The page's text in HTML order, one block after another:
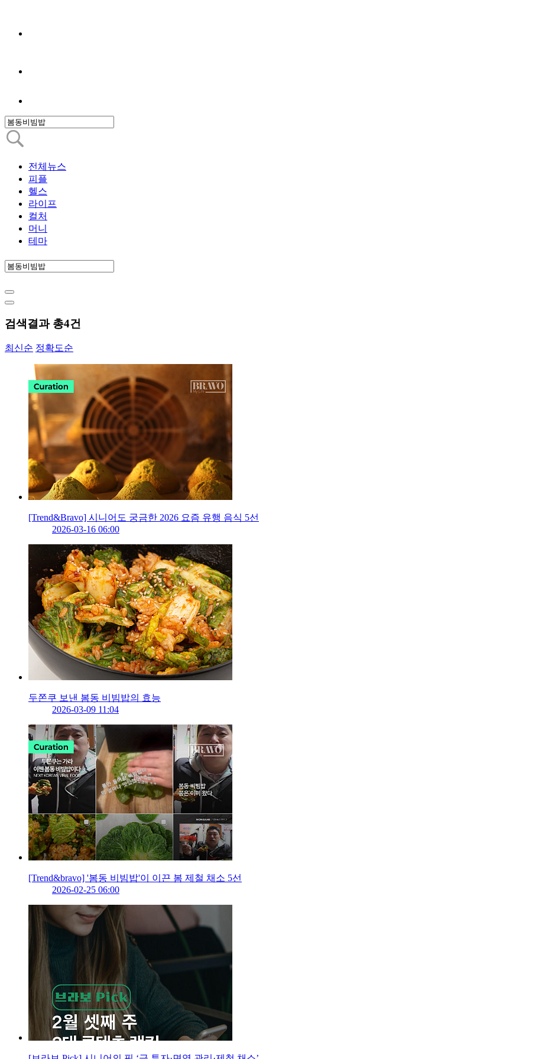
전체뉴스
피플
헬스
라이프
컬처
머니
테마
검색결과 총4건
최신순 정확도순
[Trend&Bravo] 시니어도 궁금한 2026 요즘 유행 음식 5선
2026-03-16 06:00
두쫀쿠 보낸 봄동 비빔밥의 효능
2026-03-09 11:04
[Trend&bravo] '봄동 비빔밥'이 이끈 봄 제철 채소 5선
2026-02-25 06:00